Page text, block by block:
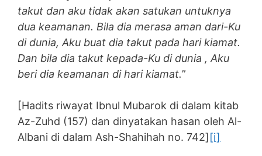
takut dan aku tidak akan satukan untuknya
dua keamanan. Bila dia merasa aman dari-Ku
di dunia, Aku buat dia takut pada hari kiamat.
Dan bila dia takut kepada-Ku di dunia , Aku
beri dia keamanan di hari kiamat.”
[Hadits riwayat Ibnul Mubarok di dalam kitab
Az-Zuhd (157) dan dinyatakan hasan oleh Al-
Albani di dalam Ash-Shahihah no. 742] [i]